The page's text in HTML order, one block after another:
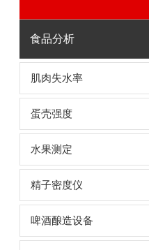
食品分析
肌肉失水率
蛋壳强度
水果测定
精子密度仪
啤酒酿造设备